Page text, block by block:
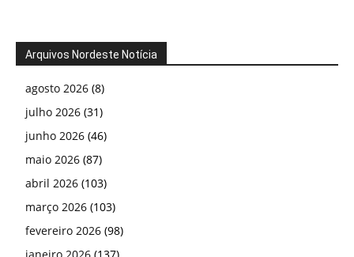
Arquivos Nordeste Notícia
agosto 2026 (8)
julho 2026 (31)
junho 2026 (46)
maio 2026 (87)
abril 2026 (103)
março 2026 (103)
fevereiro 2026 (98)